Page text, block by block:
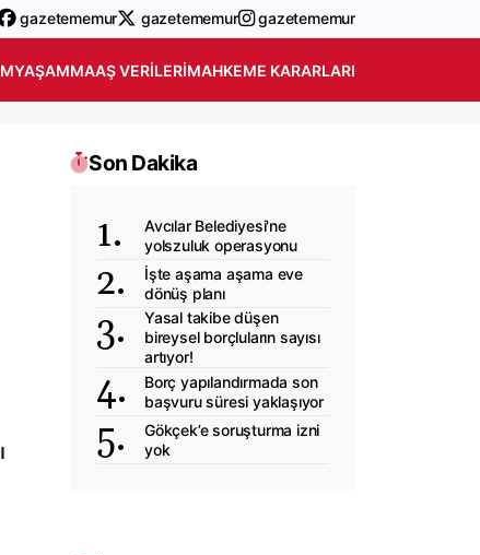
gazetememur gazetememur gazetememur
YAŞAMMAAŞ VERILERIMAHKEME KARARLARI
Son Dakika
Avcılar Belediyesi'ne
yolszuluk operasyonu
İşte aşama aşama eve
dönüş planı
Yasal takibe düşen
bireysel borçluların sayısı
artıyor!
Borç yapılandırmada son
başvuru süresi yaklaşıyor
Gökçek’e soruşturma izni
yok